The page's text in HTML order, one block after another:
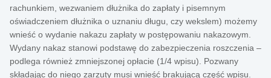
rachunkiem, wezwaniem dłużnika do zapłaty i pisemnym
oświadczeniem dłużnika o uznaniu długu, czy wekslem) możemy
wnieść o wydanie nakazu zapłaty w postępowaniu nakazowym.
Wydany nakaz stanowi podstawę do zabezpieczenia roszczenia –
podlega również zmniejszonej opłacie (1/4 wpisu). Pozwany
składając do niego zarzuty musi wnieść brakującą część wpisu.